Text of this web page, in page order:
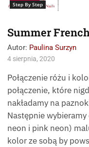
Step By Step
Summer
Autor: Paulina Surzyn
4 sierpnia, 2020
Połączenie różu i
połączenie, które
nakładamy na
Następnie
neon i pink neon)
kolor ze sobą by